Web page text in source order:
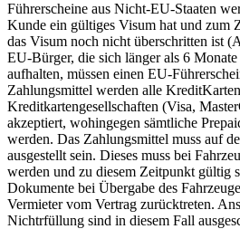
Führerscheine aus Nicht-EU-Staaten
Kunde ein gültiges Visum hat und zum
das Visum noch nicht überschritten ist
EU-Bürger, die sich länger als 6
aufhalten, müssen einen EU-
Zahlungsmittel werden alle
Kreditkartengesellschaften (Visa,
akzeptiert, wohingegen sämtliche
werden. Das Zahlungsmittel muss auf
ausgestellt sein. Dieses muss bei
werden und zu diesem Zeitpunkt gültig
Dokumente bei Übergabe des
Vermieter vom Vertrag zurücktreten.
Nichtrfüllung sind in diesem Fall